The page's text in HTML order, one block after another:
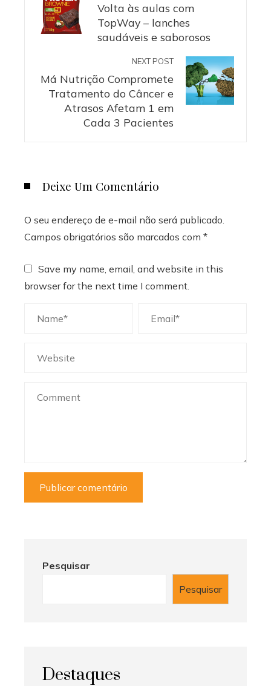
Volta às aulas com
TopWay – lanches
saudáveis e saborosos
NEXT POST
Má Nutrição Compromete
Tratamento do Câncer e
Atrasos Afetam 1 em
Cada 3 Pacientes
Deixe Um Comentário
O seu endereço de e-mail não será publicado.
Campos obrigatórios são marcados com *
Save my name, email, and website in this
browser for the next time I comment.
Pesquisar
Pesquisar
Destaques